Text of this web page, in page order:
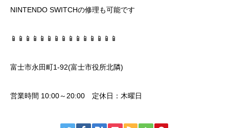
NINTENDO SWITCHの修理も可能です
📱📱📱📱📱📱📱📱📱📱📱📱📱📱📱
富士市永田町1-92(富士市役所北隣)
営業時間 10:00～20:00 定休日：木曜日